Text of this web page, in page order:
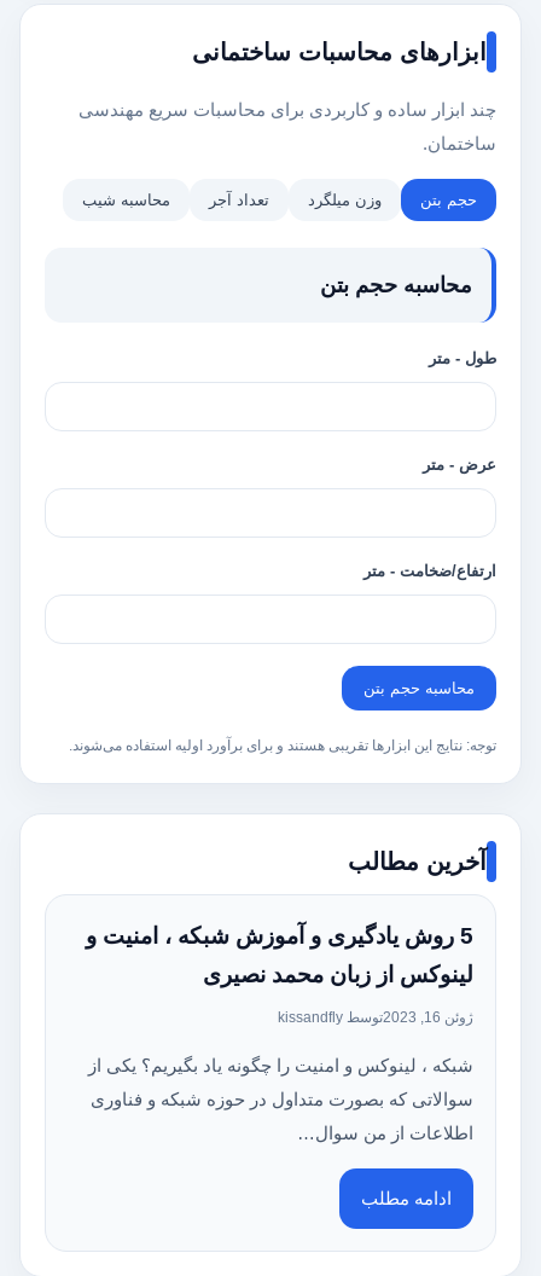
ابزارهای محاسبات ساختمانی
چند ابزار ساده و کاربردی برای محاسبات سریع مهندسی
ساختمان.
حجم بتن وزن میلگرد تعداد آجر محاسبه شیب
محاسبه حجم بتن
طول - متر
عرض - متر
ارتفاع/ضخامت - متر
محاسبه حجم بتن
توجه: نتایج این ابزارها تقریبی هستند و برای برآورد اولیه استفاده می‌شوند.
آخرین مطالب
5 روش یادگیری و آموزش شبکه ، امنیت و
لینوکس از زبان محمد نصیری
ژوئن 16, 2023 توسط kissandfly
شبکه ، لینوکس و امنیت را چگونه یاد بگیریم؟ یکی از
سوالاتی که بصورت متداول در حوزه شبکه و فناوری
اطلاعات از من سوال…
ادامه مطلب